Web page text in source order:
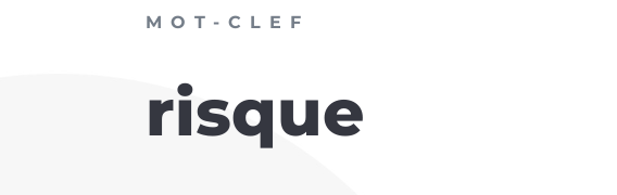
MOT-CLEF
risque